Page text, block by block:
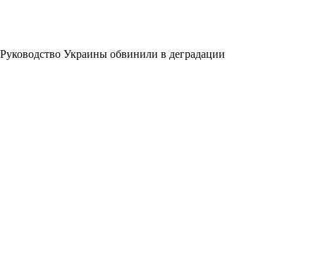
Руководство Украины обвинили в деградации